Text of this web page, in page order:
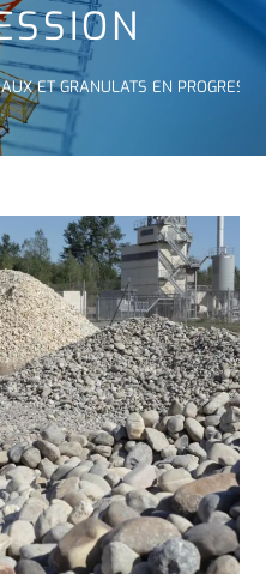
ET GRANULATS EN